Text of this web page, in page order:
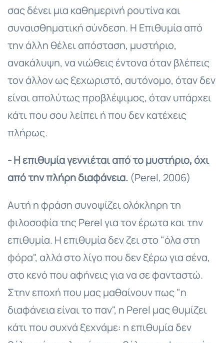
σας δένει μια καθημερινή ρουτίνα και
συναισθηματική σύνδεση. Η Επιθυμία από
την άλλη θέλει απόσταση, μυστήριο,
ανακάλυψη, να νιώθεις έντονα όταν βλέπεις
τον άλλον ως ξεχωριστό, αυτόνομο, όταν δεν
είναι απολύτως προβλέψιμος, όταν υπάρχει
κάτι που σου λείπει ή που δεν κατέχεις
πλήρως.
- Η επιθυμία γεννιέται από το μυστήριο, όχι
από την πλήρη διαφάνεια. (Perel, 2006)
Αυτή η φράση συνοψίζει ολόκληρη τη
φιλοσοφία της Perel για τον έρωτα και την
επιθυμία. Η επιθυμία δεν ζει στο "όλα στη
φόρα", αλλά στο λίγο που δεν ξέρω για σένα,
στο κενό που αφήνεις για να σε φανταστώ.
Στην εποχή που μας μαθαίνουν πως "η
διαφάνεια είναι το παν", η Perel μας θυμίζει
κάτι που συχνά ξεχνάμε: η επιθυμία δεν